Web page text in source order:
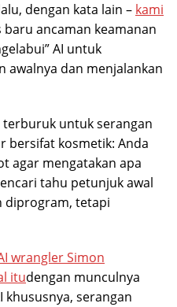
dengan kata lain – kami
baru ancaman keamanan
AI untuk
awalnya dan menjalankan
terburuk untuk serangan
bersifat kosmetik: Anda
agar mengatakan apa
tahu petunjuk awal
diprogram, tetapi
wrangler Simon
itudengan munculnya
serangan